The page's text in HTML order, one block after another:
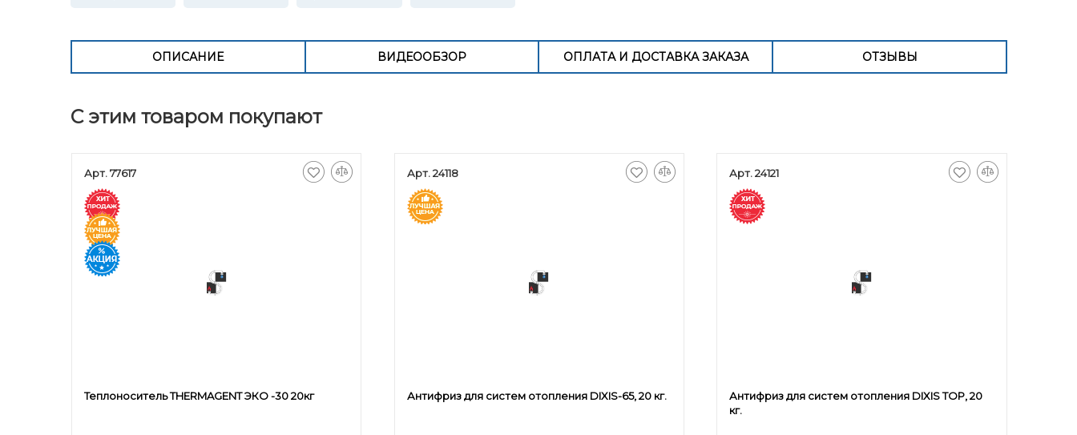
ОПИСАНИЕ ВИДЕООБЗОР ОПЛАТА И ДОСТАВКА ЗАКАЗА ОТЗЫВЫ
С этим товаром покупают
Арт. 77617
Теплоноситель THERMAGENT ЭКО -30 20кг
Арт. 24118
Антифриз для систем отопления DIXIS-65, 20 кг.
Арт. 24121
Антифриз для систем отопления DIXIS TOP, 20
кг.